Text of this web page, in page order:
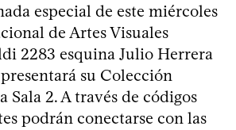
especial de este miércoles
de Artes Visuales
2283 esquina Julio Herrera
su Colección
Sala 2. A través de códigos
podrán conectarse con las